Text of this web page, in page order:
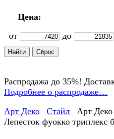
Цена:
от
до
Распродажа до 35%!
Подробнее о распродаже…
Арт Деко
Стайл
Арт
Лепесток фуокко триплекс